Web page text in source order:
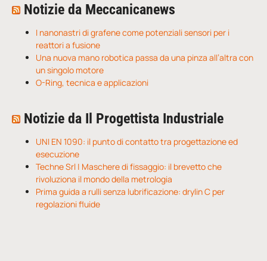
Notizie da Meccanicanews
I nanonastri di grafene come potenziali sensori per i
reattori a fusione
Una nuova mano robotica passa da una pinza all’altra con
un singolo motore
O-Ring, tecnica e applicazioni
Notizie da Il Progettista Industriale
UNI EN 1090: il punto di contatto tra progettazione ed
esecuzione
Techne Srl | Maschere di fissaggio: il brevetto che
rivoluziona il mondo della metrologia
Prima guida a rulli senza lubrificazione: drylin C per
regolazioni fluide